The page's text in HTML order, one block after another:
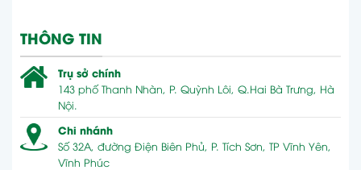
THÔNG TIN
Trụ sở chính
143 phố Thanh Nhàn, P. Quỳnh Lôi, Q.Hai Bà Trưng, Hà
Nội.
Chi nhánh
Số 32A, đường Điện Biên Phủ, P. Tích Sơn, TP Vĩnh Yên,
Vĩnh Phúc